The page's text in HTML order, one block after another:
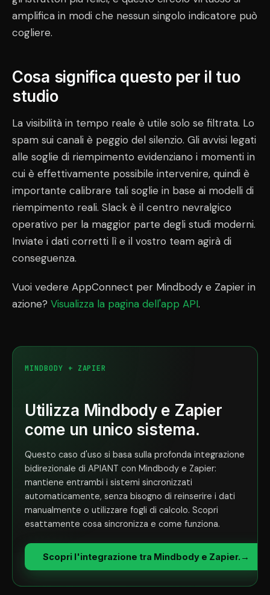
amplifica in modi che nessun singolo indicatore può
cogliere.
Cosa significa questo per il tuo
studio
La visibilità in tempo reale è utile solo se filtrata. Lo
spam sui canali è peggio del silenzio. Gli avvisi legati
alle soglie di riempimento evidenziano i momenti in
cui è effettivamente possibile intervenire, quindi è
importante calibrare tali soglie in base ai modelli di
riempimento reali. Slack è il centro nevralgico
operativo per la maggior parte degli studi moderni.
Inviate i dati corretti lì e il vostro team agirà di
conseguenza.
Vuoi vedere AppConnect per Mindbody e Zapier in
azione? Visualizza la pagina dell'app API.
MINDBODY + ZAPIER
Utilizza Mindbody e Zapier
come un unico sistema.
Questo caso d'uso si basa sulla profonda integrazione
bidirezionale di APIANT con Mindbody e Zapier:
mantiene entrambi i sistemi sincronizzati
automaticamente, senza bisogno di reinserire i dati
manualmente o utilizzare fogli di calcolo. Scopri
esattamente cosa sincronizza e come funziona.
Scopri l'integrazione tra Mindbody e Zapier. →